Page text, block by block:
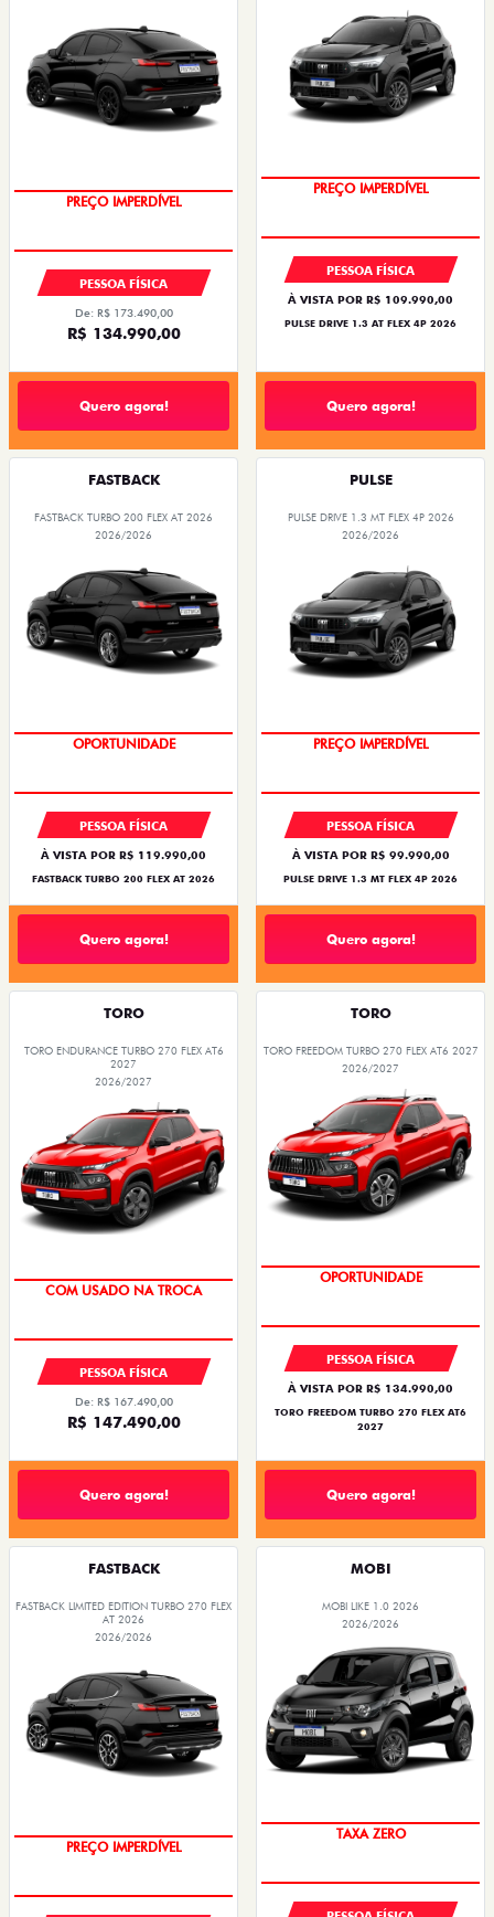
PREÇO IMPERDÍVEL
PESSOA FÍSICA
De: R$ 173.490,00
R$ 134.990,00
Quero agora!
PREÇO IMPERDÍVEL
PESSOA FÍSICA
À VISTA POR R$ 109.990,00
PULSE DRIVE 1.3 AT FLEX 4P 2026
Quero agora!
FASTBACK
FASTBACK TURBO 200 FLEX AT 2026
2026/2026
OPORTUNIDADE
PESSOA FÍSICA
À VISTA POR R$ 119.990,00
FASTBACK TURBO 200 FLEX AT 2026
Quero agora!
PULSE
PULSE DRIVE 1.3 MT FLEX 4P 2026
2026/2026
PREÇO IMPERDÍVEL
PESSOA FÍSICA
À VISTA POR R$ 99.990,00
PULSE DRIVE 1.3 MT FLEX 4P 2026
Quero agora!
TORO
TORO ENDURANCE TURBO 270 FLEX AT6
2027
2026/2027
COM USADO NA TROCA
PESSOA FÍSICA
De: R$ 167.490,00
R$ 147.490,00
Quero agora!
TORO
TORO FREEDOM TURBO 270 FLEX AT6 2027
2026/2027
OPORTUNIDADE
PESSOA FÍSICA
À VISTA POR R$ 134.990,00
TORO FREEDOM TURBO 270 FLEX AT6
2027
Quero agora!
FASTBACK
FASTBACK LIMITED EDITION TURBO 270 FLEX
AT 2026
2026/2026
PREÇO IMPERDÍVEL
MOBI
MOBI LIKE 1.0 2026
2026/2026
TAXA ZERO